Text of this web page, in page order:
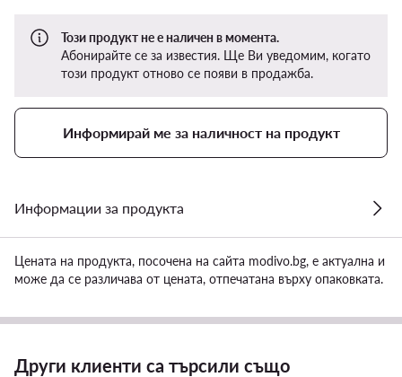
Този продукт не е наличен в момента.
Абонирайте се за известия. Ще Ви уведомим, когато
този продукт отново се появи в продажба.
Информирай ме за наличност на продукт
Информации за продукта
Цената на продукта, посочена на сайта modivo.bg, е актуална и
може да се различава от цената, отпечатана върху опаковката.
Други клиенти са търсили също